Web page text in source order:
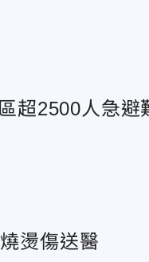
超2500人急避
燙傷送醫